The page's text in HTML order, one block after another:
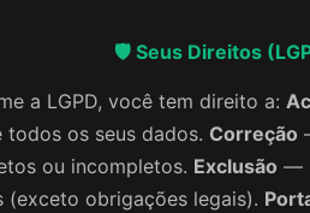
🛡️ Seus Direitos
a LGPD, você tem direito a:
todos os seus dados. Correção
ou incompletos. Exclusão —
(exceto obrigações legais).